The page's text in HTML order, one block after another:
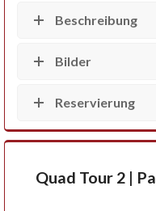
Beschreibung
Bilder
Reservierung
Quad Tour 2 |